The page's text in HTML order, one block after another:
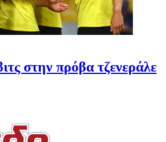
στην πρόβα τζενεράλε